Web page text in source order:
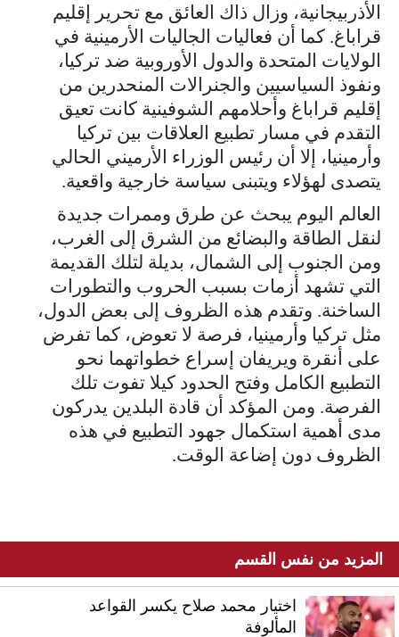
الأذربيجانية، وزال ذاك العائق مع تحرير إقليم
قراباغ. كما أن فعاليات الجاليات الأرمينية في
الولايات المتحدة والدول الأوروبية ضد تركيا،
ونفوذ السياسيين والجنرالات المنحدرين من
إقليم قراباغ وأحلامهم الشوفينية كانت تعيق
التقدم في مسار تطبيع العلاقات بين تركيا
وأرمينيا، إلا أن رئيس الوزراء الأرميني الحالي
يتصدى لهؤلاء ويتبنى سياسة خارجية واقعية.
العالم اليوم يبحث عن طرق وممرات جديدة
لنقل الطاقة والبضائع من الشرق إلى الغرب،
ومن الجنوب إلى الشمال، بديلة لتلك القديمة
التي تشهد أزمات بسبب الحروب والتطورات
الساخنة. وتقدم هذه الظروف إلى بعض الدول،
مثل تركيا وأرمينيا، فرصة لا تعوض، كما تفرض
على أنقرة ويريفان إسراع خطواتهما نحو
التطبيع الكامل وفتح الحدود كيلا تفوت تلك
الفرصة. ومن المؤكد أن قادة البلدين يدركون
مدى أهمية استكمال جهود التطبيع في هذه
الظروف دون إضاعة الوقت.
المزيد من نفس القسم
اختيار محمد صلاح يكسر القواعد
المألوفة